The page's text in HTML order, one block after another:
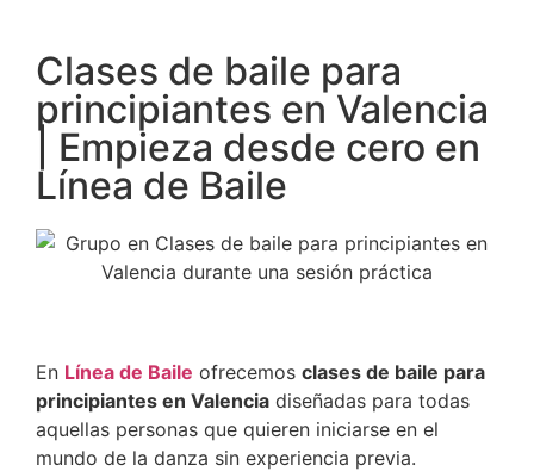
Clases de baile para
principiantes en Valencia
| Empieza desde cero en
Línea de Baile
En Línea de Baile ofrecemos clases de baile para
principiantes en Valencia diseñadas para todas
aquellas personas que quieren iniciarse en el
mundo de la danza sin experiencia previa.